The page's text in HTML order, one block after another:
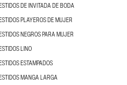
DE INVITADA DE BODA
PLAYEROS DE MUJER
NEGROS PARA MUJER
LINO
ESTAMPADOS
MANGA LARGA